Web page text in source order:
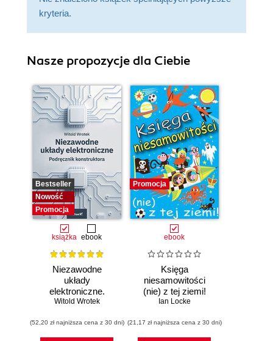
kryteria.
Nasze propozycje dla Ciebie
Bestseller
Nowość
Promocja
książka ebook
Niezawodne
układy
elektroniczne.
Podręcznik
Witold Wrotek
(52,20 zł najniższa cena z 30 dni)
Promocja
ebook
Księga
niesamowitości
(nie) z tej ziemi!
Księga faktów
niezwykłych
Ian Locke
(21,17 zł najniższa cena z 30 dni)